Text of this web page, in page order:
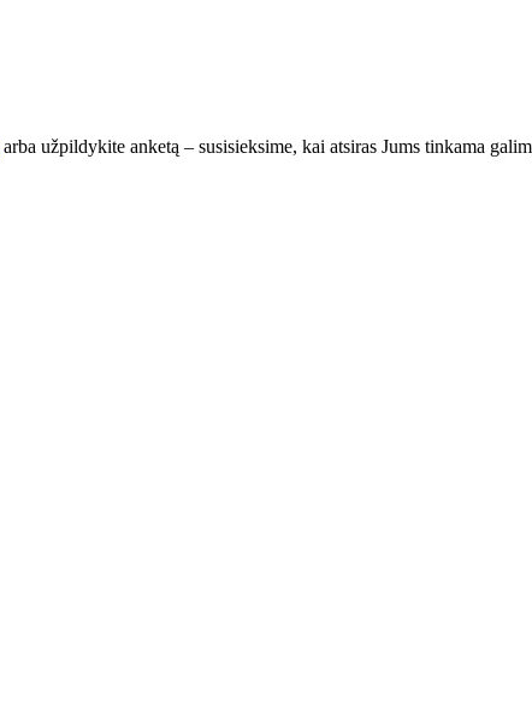
arba užpildykite anketą – susisieksime, kai atsiras Jums tinkama